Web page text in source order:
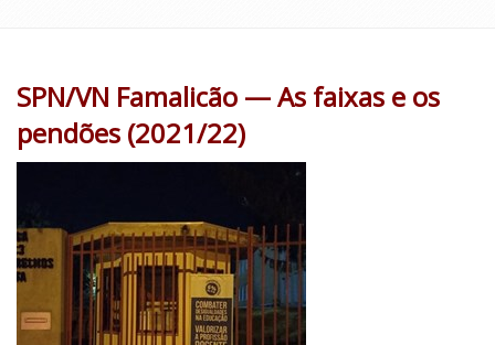
SPN/VN Famalicão — As faixas e os
pendões (2021/22)